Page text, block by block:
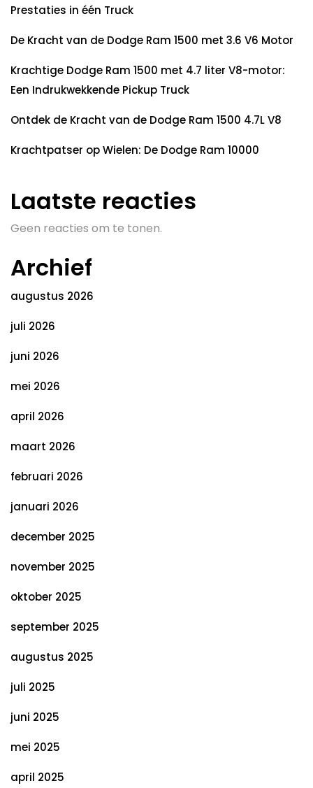
Prestaties in één Truck
De Kracht van de Dodge Ram 1500 met 3.6 V6 Motor
Krachtige Dodge Ram 1500 met 4.7 liter V8-motor:
Een Indrukwekkende Pickup Truck
Ontdek de Kracht van de Dodge Ram 1500 4.7L V8
Krachtpatser op Wielen: De Dodge Ram 10000
Laatste reacties
Geen reacties om te tonen.
Archief
augustus 2026
juli 2026
juni 2026
mei 2026
april 2026
maart 2026
februari 2026
januari 2026
december 2025
november 2025
oktober 2025
september 2025
augustus 2025
juli 2025
juni 2025
mei 2025
april 2025